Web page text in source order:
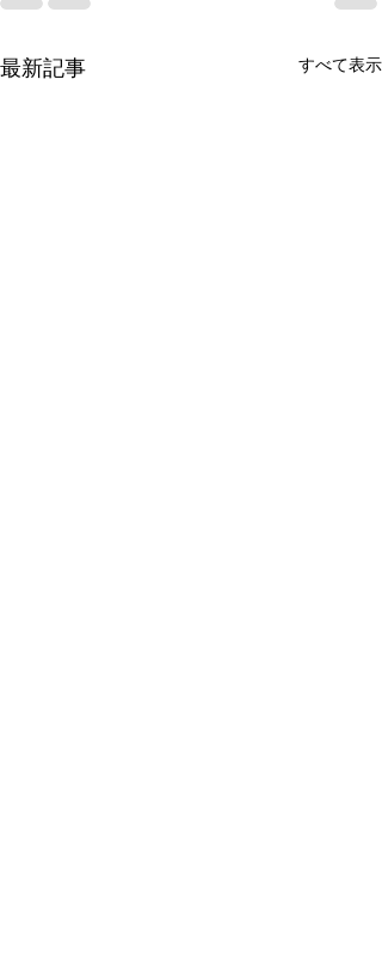
最新記事 すべて表示